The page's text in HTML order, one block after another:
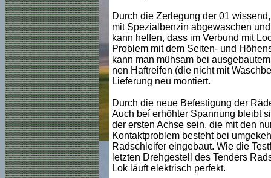
Durch die Zerlegung der 01
mit Spezialbenzin abgewaschen
kann helfen, dass im Verbund mit
Problem mit dem Seiten- und
kann man mühsam bei
nen Haftreifen (die nicht mit
Lieferung neu montiert.
Durch die neue Befestigung der
Auch beí erhöhter Spannung bleibt
der ersten Achse sein, die mit den
Kontaktproblem besteht bei
Radschleifer eingebaut. Wie die
letzten Drehgestell des Tenders
Lok läuft elektrisch perfekt.